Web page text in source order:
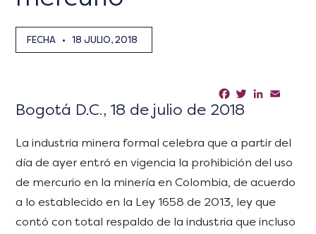
FECHA • 18 JULIO, 2018
Facebook
TwitterLinkedIn
Bogotá D.C., 18 de julio de 2018
La industria minera formal celebra que a partir del
día de ayer entró en vigencia la prohibición del uso
de mercurio en la minería en Colombia, de acuerdo
a lo establecido en la Ley 1658 de 2013, ley que
contó con total respaldo de la industria que incluso